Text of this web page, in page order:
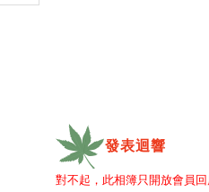
發表迴響
對不起，此相簿只開放會員